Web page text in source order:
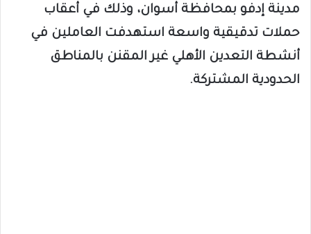
مدينة إدفو بمحافظة أسوان، وذلك في أعقاب
حملات تدقيقية واسعة استهدفت العاملين في
أنشطة التعدين الأهلي غير المقنن بالمناطق
الحدودية المشتركة.